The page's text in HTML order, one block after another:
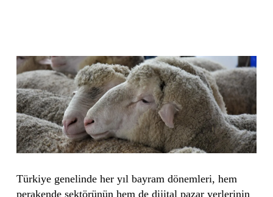
Türkiye genelinde her yıl bayram dönemleri, hem
perakende sektörünün hem de dijital pazar yerlerinin